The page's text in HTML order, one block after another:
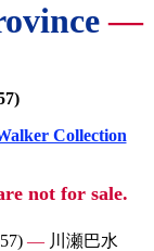
—
Collection
not for sale.
— 川瀬巴水